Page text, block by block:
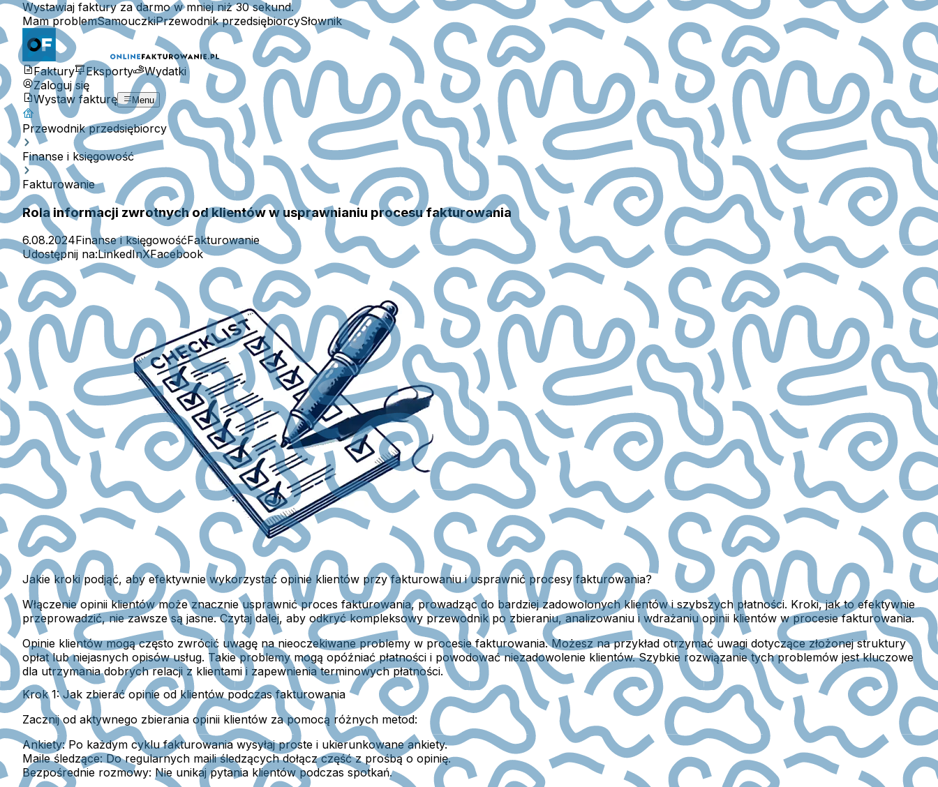
Wystawiaj faktury za darmo w mniej niż 30 sekund.
Mam problemSamouczkiPrzewodnik przedsiębiorcySłownik
Faktury Eksporty
Wydatki
Zaloguj się
Wystaw fakturę
Menu
Przewodnik przedsiębiorcy
Finanse i księgowość
Fakturowanie
Rola informacji zwrotnych od klientów w usprawnianiu procesu fakturowania
6.08.2024Finanse i księgowośćFakturowanie
Udostępnij na:LinkedInXFacebook
Jakie kroki podjąć, aby efektywnie wykorzystać opinie klientów przy fakturowaniu i usprawnić procesy fakturowania?
Włączenie opinii klientów może znacznie usprawnić proces fakturowania, prowadząc do bardziej zadowolonych klientów i szybszych płatności. Kroki, jak to efektywnie
przeprowadzić, nie zawsze są jasne. Czytaj dalej, aby odkryć kompleksowy przewodnik po zbieraniu, analizowaniu i wdrażaniu opinii klientów w procesie fakturowania.
Opinie klientów mogą często zwrócić uwagę na nieoczekiwane problemy w procesie fakturowania. Możesz na przykład otrzymać uwagi dotyczące złożonej struktury
opłat lub niejasnych opisów usług. Takie problemy mogą opóźniać płatności i powodować niezadowolenie klientów. Szybkie rozwiązanie tych problemów jest kluczowe
dla utrzymania dobrych relacji z klientami i zapewnienia terminowych płatności.
Krok 1: Jak zbierać opinie od klientów podczas fakturowania
Zacznij od aktywnego zbierania opinii klientów za pomocą różnych metod:
Ankiety: Po każdym cyklu fakturowania wysyłaj proste i ukierunkowane ankiety.
Maile śledzące: Do regularnych maili śledzących dołącz część z prośbą o opinię.
Bezpośrednie rozmowy: Nie unikaj pytania klientów podczas spotkań.